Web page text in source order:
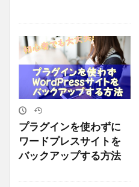
プラグインを使わずに
ワードプレスサイトを
バックアップする方法